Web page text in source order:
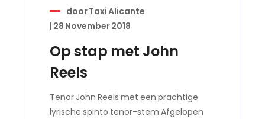
doorTaxi Alicante
| 28 November 2018
Op stap met John
Reels
Tenor John Reels met een prachtige
lyrische spinto tenor-stem Afgelopen